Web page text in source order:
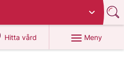
Hitta vård
på 1177.se
Meny